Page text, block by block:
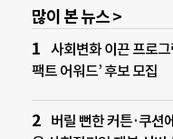
많이 본 뉴스 >
사회변화 이끈 프로
팩트 어워드’ 후보 모집
버릴 뻔한 커튼·쿠션